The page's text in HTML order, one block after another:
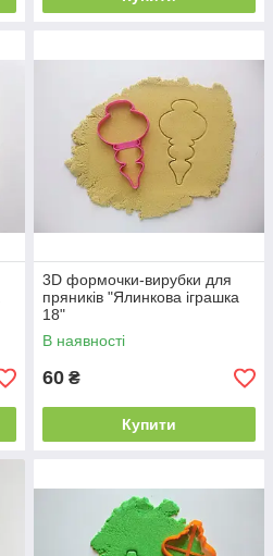
3D формочки-вирубки для
пряників "Ялинкова іграшка
18"
В наявності
60 ₴
Купити